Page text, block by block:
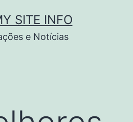
SITE INFO
e Notícias